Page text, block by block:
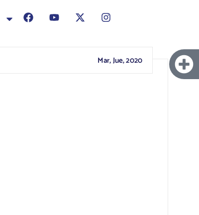
Mar, Jue, 2020